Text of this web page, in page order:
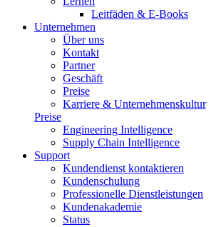
Leitfäden & E-Books
Unternehmen
Über uns
Kontakt
Partner
Geschäft
Preise
Karriere & Unternehmenskultur
Preise
Engineering Intelligence
Supply Chain Intelligence
Support
Kundendienst kontaktieren
Kundenschulung
Professionelle Dienstleistungen
Kundenakademie
Status